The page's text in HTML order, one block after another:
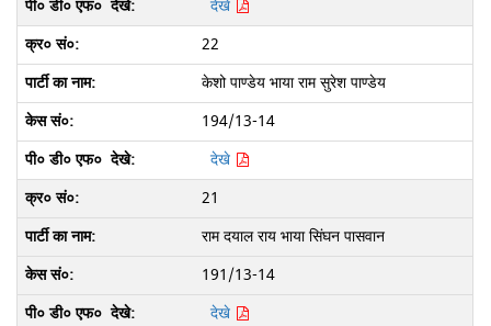
देखे
22
केशो पाण्डेय भाया राम सुरेश पाण्डेय
194/13-14
देखे
21
राम दयाल राय भाया सिंघन पासवान
191/13-14
देखे